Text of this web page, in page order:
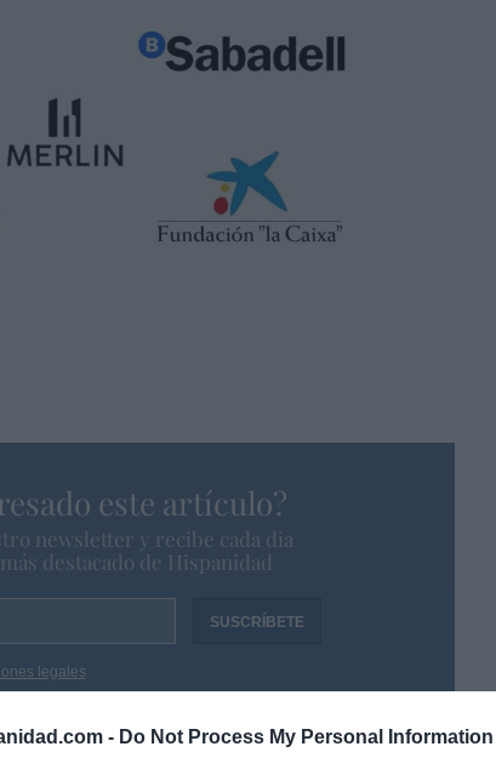
- Do Not Process My Personal Information
este artículo?
newsletter y recibe cada dia
destacado de Hispanidad
legales